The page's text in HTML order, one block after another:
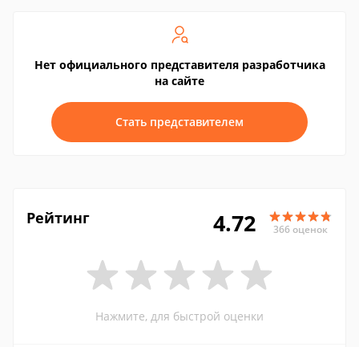
Нет официального представителя разработчика
на сайте
Стать представителем
Рейтинг 4.72 366 оценок
Нажмите, для быстрой оценки